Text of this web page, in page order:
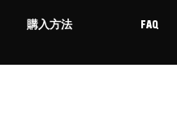
購入方法 FAQ